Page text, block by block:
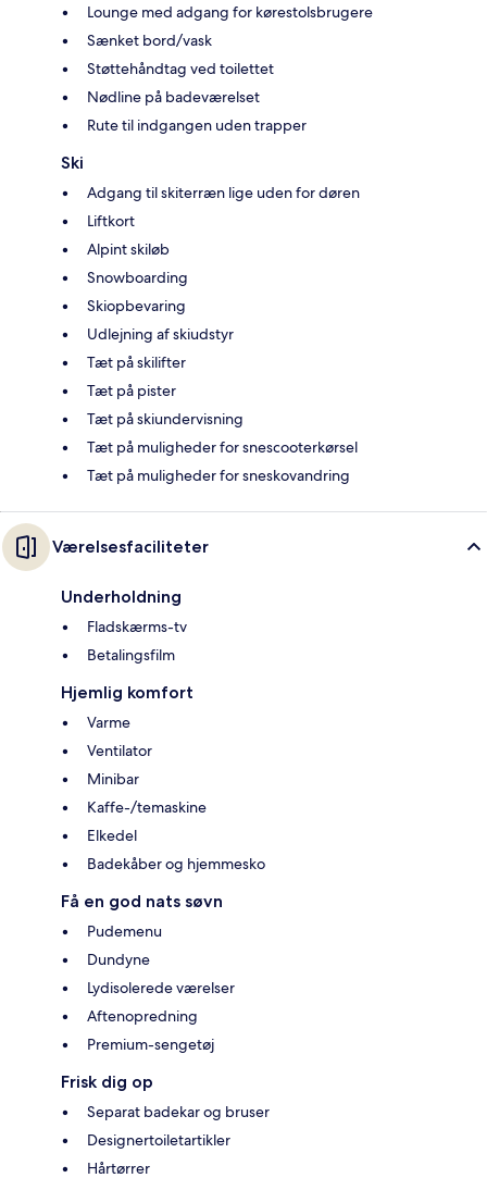
Lounge med adgang for kørestolsbrugere
Sænket bord/vask
Støttehåndtag ved toilettet
Nødline på badeværelset
Rute til indgangen uden trapper
Ski
Adgang til skiterræn lige uden for døren
Liftkort
Alpint skiløb
Snowboarding
Skiopbevaring
Udlejning af skiudstyr
Tæt på skilifter
Tæt på pister
Tæt på skiundervisning
Tæt på muligheder for snescooterkørsel
Tæt på muligheder for sneskovandring
Værelsesfaciliteter
Underholdning
Fladskærms-tv
Betalingsfilm
Hjemlig komfort
Varme
Ventilator
Minibar
Kaffe-/temaskine
Elkedel
Badekåber og hjemmesko
Få en god nats søvn
Pudemenu
Dundyne
Lydisolerede værelser
Aftenopredning
Premium-sengetøj
Frisk dig op
Separat badekar og bruser
Designertoiletartikler
Hårtørrer